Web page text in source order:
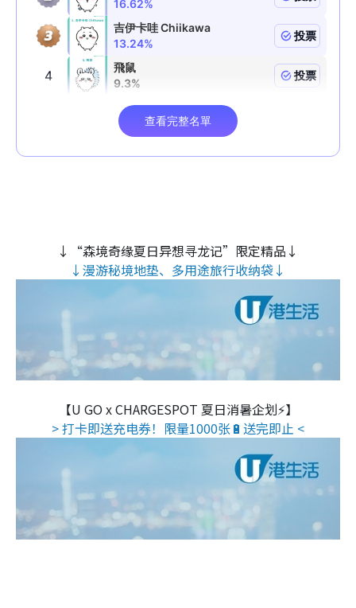
↓“森境奇缘夏日异想寻龙记”限定精品↓
↓漫游秘境地垫、多用途旅行收纳袋↓
【U GO x CHARGESPOT 夏日消暑企划⚡】
> 打卡即送充电券！限量1000张🔋送完即止 <